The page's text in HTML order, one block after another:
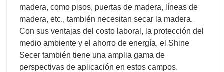
madera, como pisos, puertas de madera, líneas de
madera, etc., también necesitan secar la madera.
Con sus ventajas del costo laboral, la protección del
medio ambiente y el ahorro de energía, el Shine
Secer también tiene una amplia gama de
perspectivas de aplicación en estos campos.